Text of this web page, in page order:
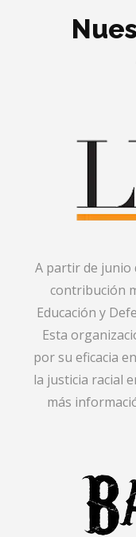
A partir de junio
contribución
Educación y
Esta
por su eficacia
la justicia racial
más